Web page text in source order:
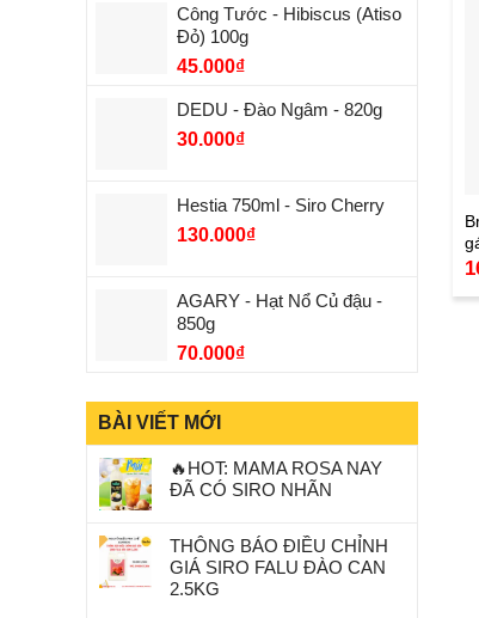
Công Tước - Hibiscus (Atiso
Đỏ) 100g
45.000₫
DEDU - Đào Ngâm - 820g
30.000₫
Hestia 750ml - Siro Cherry
130.000₫
AGARY - Hạt Nổ Củ đậu -
850g
70.000₫
BÀI VIẾT MỚI
🔥HOT: MAMA ROSA NAY
ĐÃ CÓ SIRO NHÃN
THÔNG BÁO ĐIỀU CHỈNH
GIÁ SIRO FALU ĐÀO CAN
2.5KG